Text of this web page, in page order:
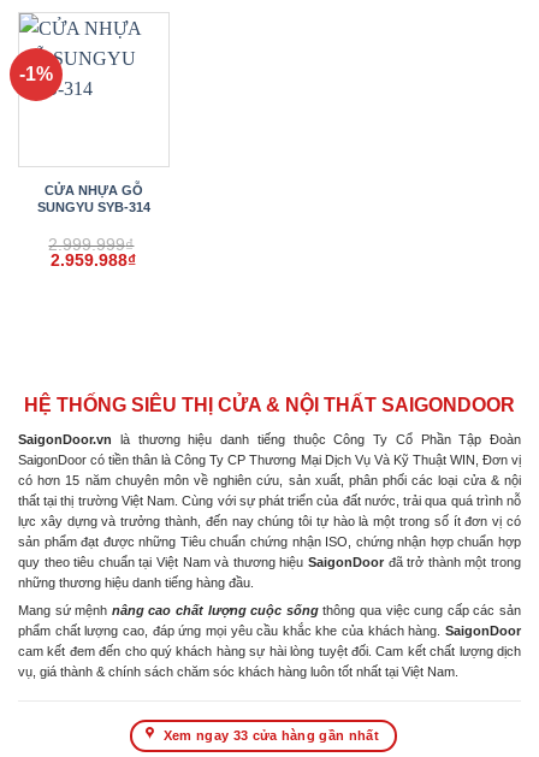
2.999.999₫.là:
2.959.988₫.
-1%
CỬA NHỰA GỖ
SUNGYU SYB-314
2.999.999₫
Giá
2.959.988₫Giá
HỆ THỐNG SIÊU THỊ CỬA & NỘI THẤT SAIGONDOOR
SaigonDoor.vn là thương hiệu danh tiếng thuộc Công Ty Cổ Phần Tập Đoàn
SaigonDoor có tiền thân là Công Ty CP Thương Mại Dịch Vụ Và Kỹ Thuật WIN, Đơn vị
có hơn 15 năm chuyên môn về nghiên cứu, sản xuất, phân phối các loại cửa & nội
thất tại thị trường Việt Nam. Cùng với sự phát triển của đất nước, trải qua quá trình nỗ
lực xây dựng và trưởng thành, đến nay chúng tôi tự hào là một trong số ít đơn vị có
sản phẩm đạt được những Tiêu chuẩn chứng nhận ISO, chứng nhận hợp chuẩn hợp
quy theo tiêu chuẩn tại Việt Nam và thương hiệu SaigonDoor đã trở thành một trong
những thương hiệu danh tiếng hàng đầu.
Mang sứ mệnh nâng cao chất lượng cuộc sốngthông qua việc cung cấp các sản
phẩm chất lượng cao, đáp ứng mọi yêu cầu khắc khe của khách hàng. SaigonDoor
cam kết đem đến cho quý khách hàng sự hài lòng tuyệt đối. Cam kết chất lượng dịch
vụ, giá thành & chính sách chăm sóc khách hàng luôn tốt nhất tại Việt Nam.
Xem ngay 33 cửa hàng gần nhất